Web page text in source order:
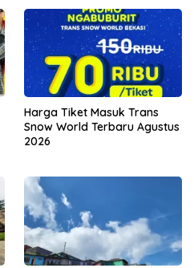
Harga Tiket Masuk Trans
Snow World Terbaru Agustus
2026